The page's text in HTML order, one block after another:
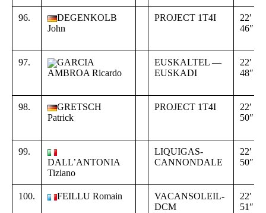
96.
DEGENKOLB
John
PROJECT 1T4I
22′
46″
97.
GARCIA
AMBROA Ricardo
EUSKALTEL —
EUSKADI
22′
48″
98.
GRETSCH
Patrick
PROJECT 1T4I
22′
50″
99.
DALL’ANTONIA
Tiziano
LIQUIGAS-
CANNONDALE
22′
50″
100. FEILLU Romain
VACANSOLEIL-
DCM
22′
51″